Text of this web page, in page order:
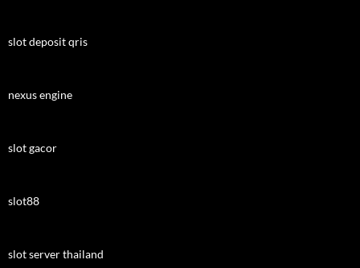
slot deposit qris
nexus engine
slot gacor
slot88
slot server thailand